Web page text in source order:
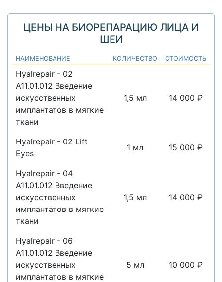
ЦЕНЫ НА БИОРЕПАРАЦИЮ ЛИЦА И
ШЕИ
НАИМЕНОВАНИЕ КОЛИЧЕСТВО СТОИМОСТЬ
Hyalrepair - 02
A11.01.012 Введение
искусственных
имплантатов в мягкие
ткани
1,5 мл 14 000 ₽
Hyalrepair - 02 Lift
Eyes
1 мл 15 000 ₽
Hyalrepair - 04
A11.01.012 Введение
искусственных
имплантатов в мягкие
ткани
1,5 мл 14 000 ₽
Hyalrepair - 06
A11.01.012 Введение
искусственных
имплантатов в мягкие
5 мл 10 000 ₽